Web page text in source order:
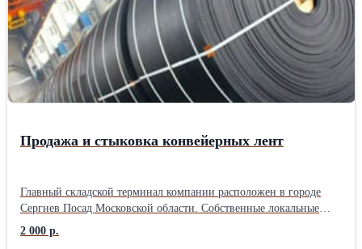
22,2 кг; - рабочий диапазон пропускной способности до 200 м3/
сут.
Продажа и стыковка конвейерных лент
Главный складской терминал компании расположен в городе
Сергиев Посад Московской области. Собственные локальные
производства расположены в городе Санкт-Петербурге, Ростове
на Дону, Ярославле. ООО «Велес Групп» специализируется на
2 000 р.